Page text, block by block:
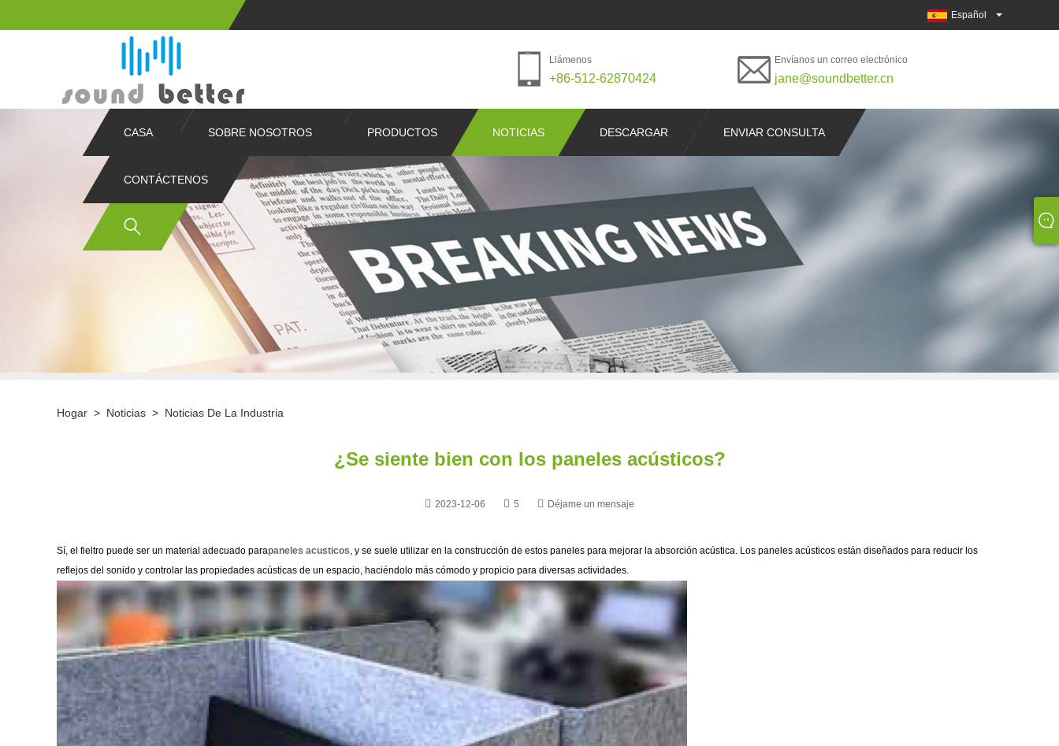
Español
Llámenos
+86-512-62870424
Envíanos un correo electrónico
jane@soundbetter.cn
CASA SOBRE NOSOTROS PRODUCTOS NOTICIAS DESCARGAR ENVIAR CONSULTA
CONTÁCTENOS
Hogar > Noticias > Noticias De La Industria
¿Se siente bien con los paneles acústicos?
2023-12-06 5 Déjame un mensaje
Sí, el fieltro puede ser un material adecuado parapaneles acusticos , y se suele utilizar en la construcción de estos paneles para mejorar la absorción acústica. Los paneles acústicos están diseñados para reducir los
reflejos del sonido y controlar las propiedades acústicas de un espacio, haciéndolo más cómodo y propicio para diversas actividades.